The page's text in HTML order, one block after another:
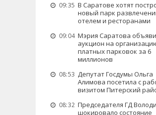
09:35 В Саратове хотят
новый парк
отелем и ресторанами
09:04 Мэрия Саратова
аукцион на
платных парковок за 6
миллионов
08:53 Депутат Госдумы Ольга
Алимова посетила с
визитом Питерский
08:32 Председателя ГД
шокировало состояние